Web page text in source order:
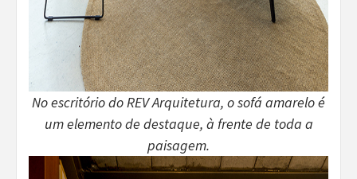
No escritório do REV Arquitetura, o sofá amarelo é
um elemento de destaque, à frente de toda a
paisagem.